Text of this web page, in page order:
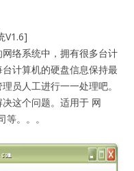
V1.6]
络系统中，拥有很多台计
计算机的硬盘信息保持最
员人工进行一一处理吧。
这个问题。适用于 网
。。。